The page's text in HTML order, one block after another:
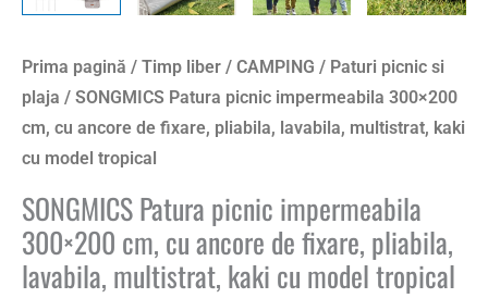
Prima pagină / Timp liber / CAMPING / Paturi picnic si
plaja / SONGMICS Patura picnic impermeabila 300×200
cm, cu ancore de fixare, pliabila, lavabila, multistrat, kaki
cu model tropical
SONGMICS Patura picnic impermeabila
300×200 cm, cu ancore de fixare, pliabila,
lavabila, multistrat, kaki cu model tropical